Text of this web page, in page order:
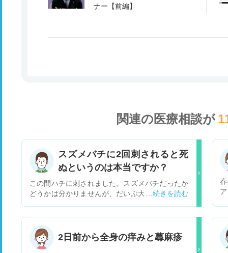
ナー【前編】
関連の医療相談が
スズメバチに2回刺されると死
ぬというのは本当ですか？
この間ハチに刺されました。スズメバチだったか
どうかは分かりませんが、だいぶ大きいように見
れたら死ぬという話を思い出して、もし刺された
のがスズメバチだったなら、どうしようかなと思
って相談しました。 病院にいけば、何に刺された
2日前から全身の痒みと蕁麻疹